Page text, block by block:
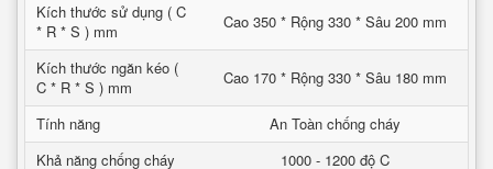
Kích thước sử dụng ( C
* R * S ) mm
Cao 350 * Rộng 330 * Sâu 200 mm
Kích thước ngăn kéo (
C * R * S ) mm
Cao 170 * Rộng 330 * Sâu 180 mm
Tính năng
An Toàn chống cháy
Khả năng chống cháy
1000 - 1200 độ C